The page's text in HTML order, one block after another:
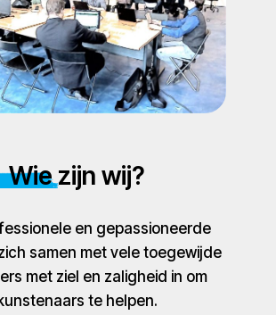
Wie zijn wij?
en gepassioneerde
samen met vele toegewijde
met ziel en zaligheid in om
te helpen.